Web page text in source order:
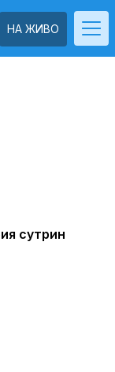
НА ЖИВО
сутрин